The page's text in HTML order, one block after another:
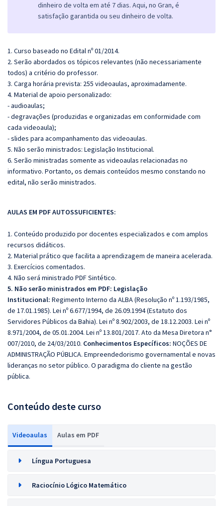
dinheiro de volta em até 7 dias. Aqui, no Gran, é
satisfação garantida ou seu dinheiro de volta.
1. Curso baseado no Edital nº 01/2014.
2. Serão abordados os tópicos relevantes (não necessariamente
todos) a critério do professor.
3. Carga horária prevista: 255 videoaulas, aproximadamente.
4. Material de apoio personalizado:
- audioaulas;
- degravações (produzidas e organizadas em conformidade com
cada videoaula);
- slides para acompanhamento das videoaulas.
5. Não serão ministrados: Legislação Institucional.
6. Serão ministradas somente as videoaulas relacionadas no
informativo. Portanto, os demais conteúdos mesmo constando no
edital, não serão ministrados.
AULAS EM PDF AUTOSSUFICIENTES:
1. Conteúdo produzido por docentes especializados e com amplos
recursos didáticos.
2. Material prático que facilita a aprendizagem de maneira acelerada.
3. Exercícios comentados.
4. Não será ministrado PDF Sintético.
5. Não serão ministrados em PDF: Legislação
Institucional: Regimento Interno da ALBA (Resolução nº 1.193/1985,
de 17.01.1985). Lei nº 6.677/1994, de 26.09.1994 (Estatuto dos
Servidores Públicos da Bahia). Lei nº 8.902/2003, de 18.12.2003. Lei nº
8.971/2004, de 05.01.2004. Lei nº 13.801/2017. Ato da Mesa Diretora n°
007/2010, de 24/03/2010. Conhecimentos Específicos: NOÇÕES DE
ADMINISTRAÇÃO PÚBLICA. Empreendedorismo governamental e novas
lideranças no setor público. O paradigma do cliente na gestão
pública.
Conteúdo deste curso
Videoaulas Aulas em PDF
Língua Portuguesa
Raciocínio Lógico Matemático